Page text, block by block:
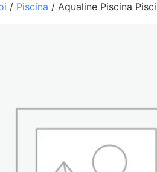
/ Piscina / Aqualine Piscina